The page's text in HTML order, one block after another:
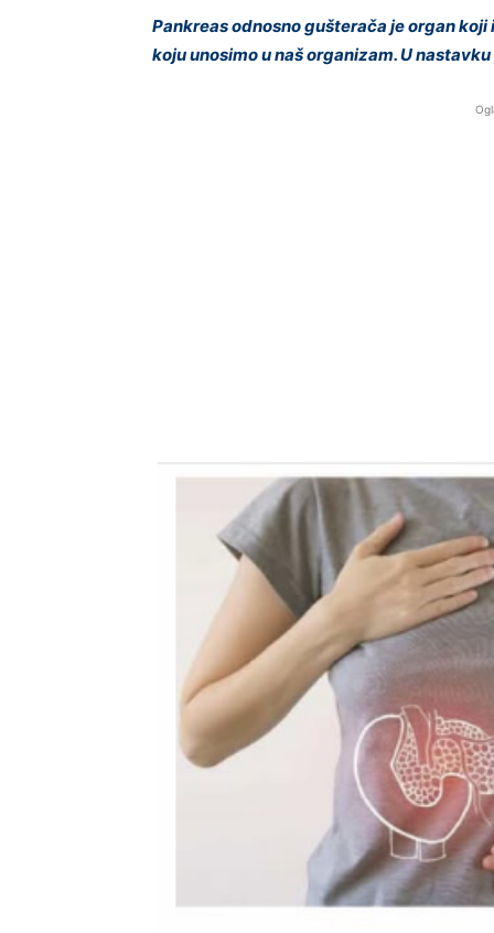
Pankreas odnosno gušterača je organ
koju unosimo u naš organizam. U